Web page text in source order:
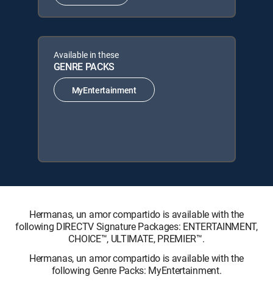
Available in these
GENRE PACKS
MyEntertainment
Hermanas, un amor compartido is available with the
following DIRECTV Signature Packages: ENTERTAINMENT,
CHOICE™, ULTIMATE, PREMIER™.
Hermanas, un amor compartido is available with the
following Genre Packs: MyEntertainment.